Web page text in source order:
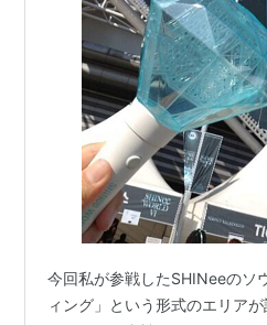
今回私が参戦したSHINeeのソ
ィング」という形式のエリア